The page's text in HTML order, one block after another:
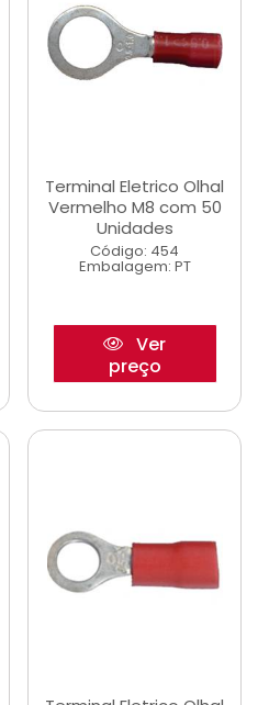
Terminal Eletrico Olhal
Vermelho M8 com 50
Unidades
Código: 454
Embalagem: PT
Ver
preço